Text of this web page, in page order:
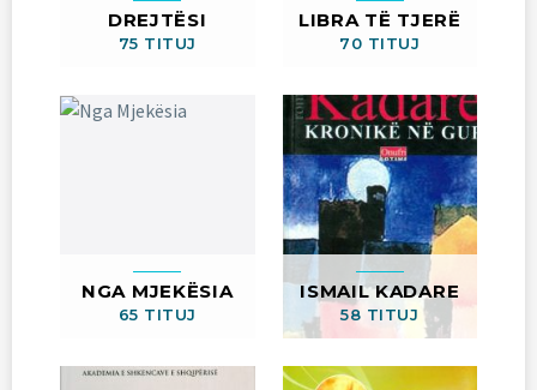
DREJTËSI
75 TITUJ
LIBRA TË TJERË
70 TITUJ
NGA MJEKËSIA
65 TITUJ
ISMAIL KADARE
58 TITUJ